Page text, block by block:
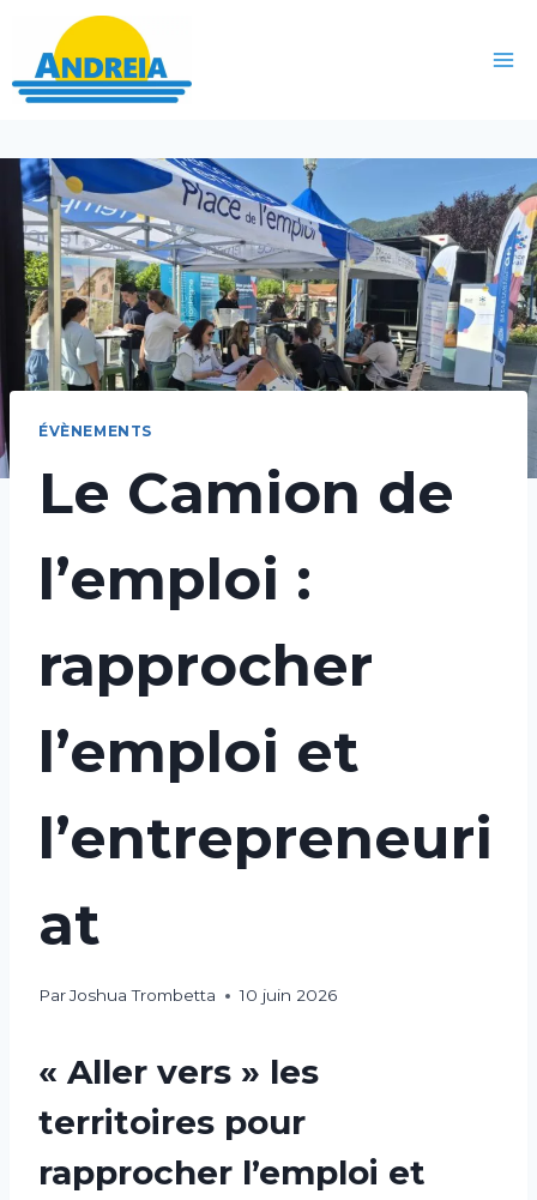
ÉVÈNEMENTS
Le Camion de
l’emploi :
rapprocher
l’emploi et
l’entrepreneuri
at
ParJoshua Trombetta 10 juin 2026
« Aller vers » les
territoires pour
rapprocher l’emploi et